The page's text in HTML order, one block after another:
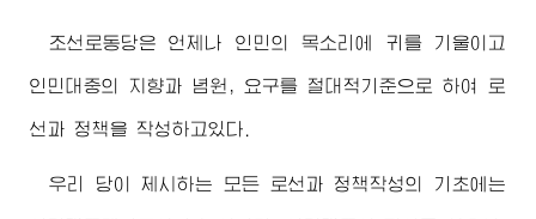
조선로동당은 언제나 인민의 목소리에 귀를 기울이고
인민대중의 지향과 념원, 요구를 절대적기준으로 하여 로
선과 정책을 작성하고있다.
우리 당이 제시하는 모든 로선과 정책작성의 기초에는